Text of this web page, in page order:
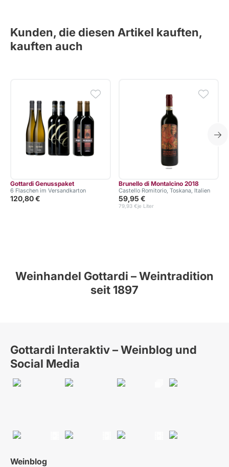
Kunden, die diesen Artikel kauften,
kauften auch
Gottardi Genusspaket
6 Flaschen im Versandkarton
120,80 €
Brunello di Montalcino 2018
Castello Romitorio, Toskana, Italien
59,95 €
je Liter
79,93 €
Weinhandel Gottardi – Weintradition
seit 1897
Gottardi Interaktiv – Weinblog und
Social Media
Weinblog